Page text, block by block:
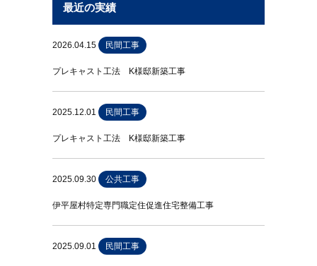
最近の実績
2026.04.15 民間工事
プレキャスト工法 K様邸新築工事
2025.12.01 民間工事
プレキャスト工法 K様邸新築工事
2025.09.30 公共工事
伊平屋村特定専門職定住促進住宅整備工事
2025.09.01 民間工事